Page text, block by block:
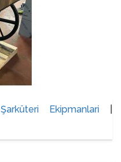
Şarküteri Ekipmanlari|